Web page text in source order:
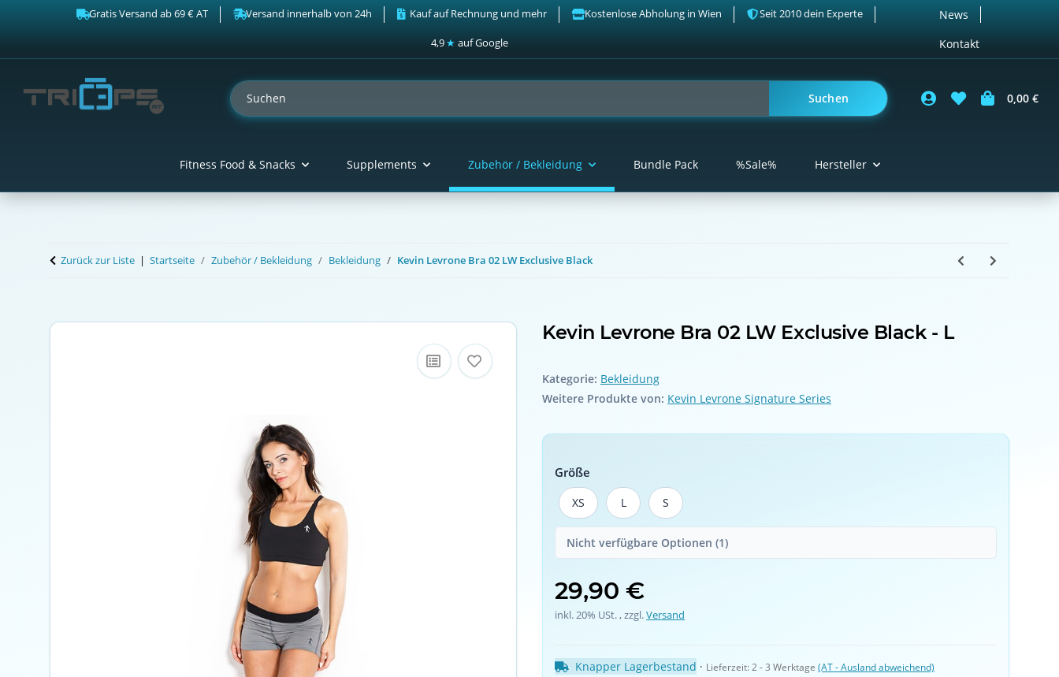
News
Kontakt
Gratis Versand ab 69 € AT Versand innerhalb von 24h Kauf auf Rechnung und mehr Kostenlose Abholung in Wien Seit 2010 dein Experte
4,9★ auf Google
Suchen 0,00 €
Fitness Food & Snacks Supplements Zubehör / Bekleidung Bundle Pack %Sale% Hersteller
Zurück zur Liste Startseite Zubehör / Bekleidung Bekleidung Kevin Levrone Bra 02 LW Exclusive Black
Kevin Levrone Bra 02 LW Exclusive Black - L
Kategorie: Bekleidung
Weitere Produkte von: Kevin Levrone Signature Series
Größe
XS
XS L
L S
S
Nicht verfügbare Optionen (1)
29,90 €
inkl. 20% USt. , zzgl.Versand
Knapper Lagerbestand · Lieferzeit:2 - 3 Werktage(AT - Ausland abweichend)